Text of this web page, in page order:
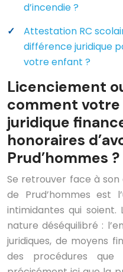
d’incendie ?
Attestation RC
différence juridique
votre enfant ?
Licenciement
comment
juridique
honoraires
Prud’hommes ?
Se retrouver face à
de Prud’hommes est
intimidantes qui
nature déséquilibré :
juridiques, de moyens
des procédures que